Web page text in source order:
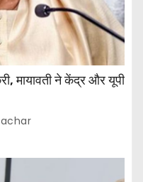
मायावती ने केंद्र और यूपी